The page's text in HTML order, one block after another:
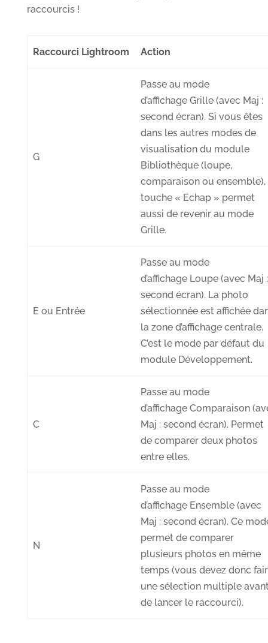
raccourcis !
Raccourci Lightroom Action
G
Passe au mode
d’affichage Grille (avec Maj :
second écran). Si vous êtes
dans les autres modes de
visualisation du module
Bibliothèque (loupe,
comparaison ou ensemble),
touche « Echap » permet
aussi de revenir au mode
Grille.
E ou Entrée
Passe au mode
d’affichage Loupe (avec Maj :
second écran). La photo
sélectionnée est affichée
la zone d’affichage centrale.
C’est le mode par défaut du
module Développement.
C
Passe au mode
d’affichage Comparaison
Maj : second écran). Permet
de comparer deux photos
entre elles.
N
Passe au mode
d’affichage Ensemble (avec
Maj : second écran). Ce
permet de comparer
plusieurs photos en même
temps (vous devez donc
une sélection multiple
de lancer le raccourci).